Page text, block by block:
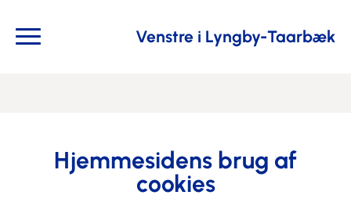
Venstre i Lyngby-Taarbæk
Hjemmesidens brug af
cookies